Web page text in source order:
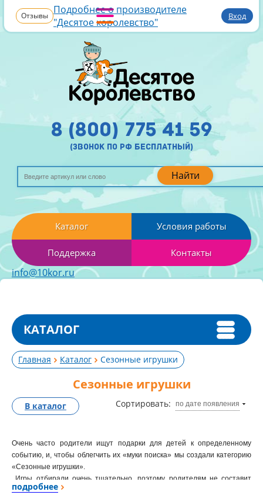
Отзывы Подробнее о производителе
"Десятое королевство"
Вход
Найти
8 (800) 775 41 59
(звонок по рф бесплатный)
Каталог Условия работы
Поддержка Контакты
info@10kor.ru
КАТАЛОГ
Главная Каталог Сезонные игрушки
Сезонные игрушки
Сортировать: по дате появления
В каталог
Очень часто родители ищут подарки для детей к определенному
событию, и, чтобы облегчить их «муки поиска» мы создали категорию
«Сезонные игрушки».
Игры отбирали очень тщательно, поэтому родителям не составит
большого труда выбрать самый лучший подарок, способствующий
подробнее